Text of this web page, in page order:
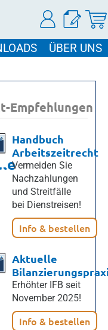
ÜBER UNS
Empfehlungen
Handbuch
Arbeitszeitrecht
Vermeiden Sie
Nachzahlungen
und Streitfälle
bei Dienstreisen!
Info & bestellen
Aktuelle
Erhöhter IFB seit
November 2025!
Info & bestellen